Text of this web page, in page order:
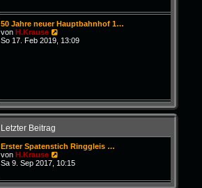
r
e
t
50 Jahre neuer Hauptbahnhof 1…
vonH.Krause
e
B
e
i
a
g
So 17. Feb 2019, 13:09
Letzter Beitrag
Erster Spatenstich Ringgleis …
vonH.Krause
e
e
Sa 9. Sep 2017, 10:15